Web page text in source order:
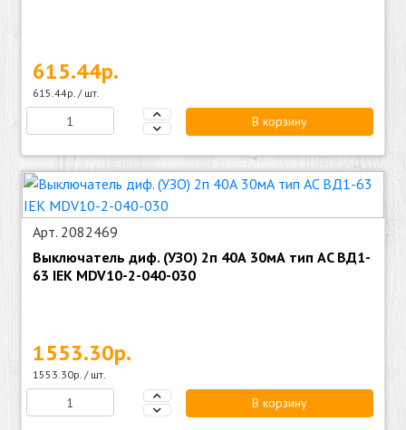
615.44р.
615.44р. / шт.
В корзину
Арт. 2082469
Выключатель диф. (УЗО) 2п 40А 30мА тип AC ВД1-
63 IEK MDV10-2-040-030
1553.30р.
1553.30р. / шт.
В корзину